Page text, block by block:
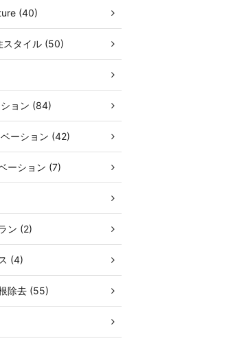
(40)
スタイル (50)
ョン (84)
ーション (42)
ーション (7)
ン (2)
(4)
除去 (55)